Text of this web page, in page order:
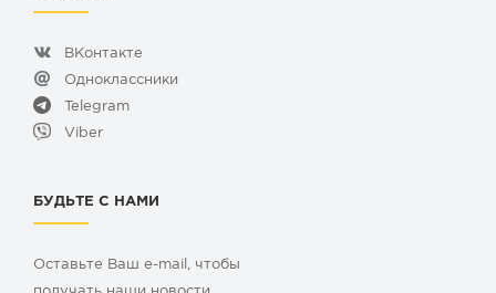
ВКонтакте
Одноклассники
Telegram
Viber
БУДЬТЕ С НАМИ
Оставьте Ваш e-mail, чтобы